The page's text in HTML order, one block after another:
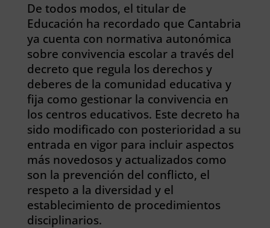
De todos modos, el titular de
Educación ha recordado que Cantabria
ya cuenta con normativa autonómica
sobre convivencia escolar a través del
decreto que regula los derechos y
deberes de la comunidad educativa y
fija como gestionar la convivencia en
los centros educativos. Este decreto ha
sido modificado con posterioridad a su
entrada en vigor para incluir aspectos
más novedosos y actualizados como
son la prevención del conflicto, el
respeto a la diversidad y el
establecimiento de procedimientos
disciplinarios.